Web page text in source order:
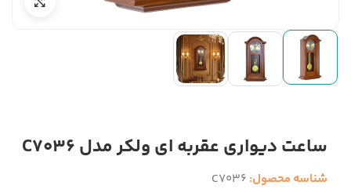
ساعت دیواری عقربه ای ولکر مدل C7036
شناسه محصول: C7036